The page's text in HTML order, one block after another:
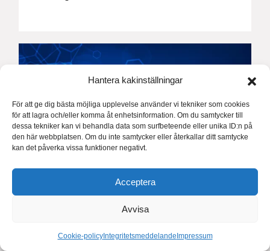
Hantera kakinställningar
För att ge dig bästa möjliga upplevelse använder vi tekniker som cookies
för att lagra och/eller komma åt enhetsinformation. Om du samtycker till
dessa tekniker kan vi behandla data som surfbeteende eller unika ID:n på
den här webbplatsen. Om du inte samtycker eller återkallar ditt samtycke
kan det påverka vissa funktioner negativt.
Acceptera
Avvisa
Cookie-policyIntegritetsmeddelande Impressum